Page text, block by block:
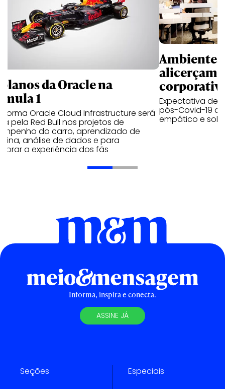
da Oracle na
1
Oracle Cloud Infrastructure será
pela Red Bull nos projetos de
do carro, aprendizado de
análise de dados e para
a experiência dos fãs
Ambientes
alicerçam
Expectativa de
pós-Covid-19
empático e
Informa, inspira e conecta.
ASSINE JÁ
Seções Especiais